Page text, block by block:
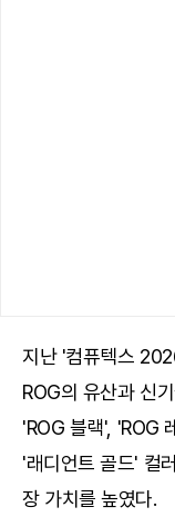
지난 '컴퓨텍스
ROG의 유산과 신
'ROG 블랙', 'ROG
'래디언트 골드' 컬
장 가치를 높였다.